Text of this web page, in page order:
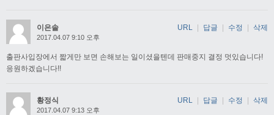
이은솔
2017.04.07 9:10 오후
출판사입장에서 짧게만 보면 손해보는 일이셨을텐데 판매중지 결정 멋있습니다!
응원하겠습니다!!
URL | 답글 | 수정 | 삭제
황정식
2017.04.07 9:13 오후
URL 답글 수정 삭제